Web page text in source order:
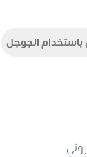
الجوجل